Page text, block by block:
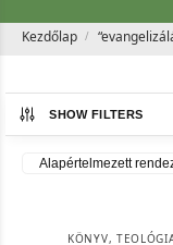
Kezdőlap /
SHOW FILTERS
KÖNYV,